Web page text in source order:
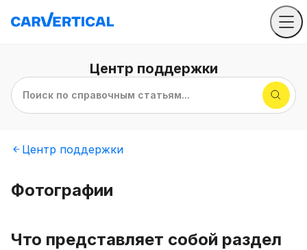
Центр поддержки
Поиск по справочным статьям...
Центр поддержки
Фотографии
Что представляет собой раздел